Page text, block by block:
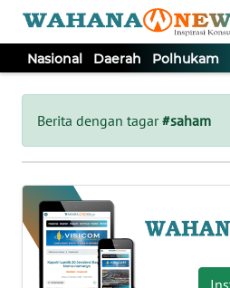
Nasional Daerah Polhukam
Berita dengan tagar#saham
Tutup
NASIONAL
DAERAH
POLHUKAM